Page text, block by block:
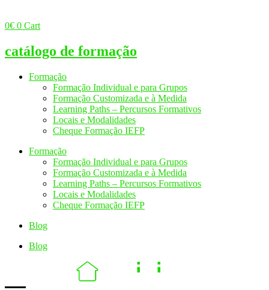
0€ 0 Cart
catálogo de formação
Formação
Formação Individual e para Grupos
Formação Customizada e à Medida
Learning Paths – Percursos Formativos
Locais e Modalidades
Cheque Formação IEFP
Formação
Formação Individual e para Grupos
Formação Customizada e à Medida
Learning Paths – Percursos Formativos
Locais e Modalidades
Cheque Formação IEFP
Blog
Blog